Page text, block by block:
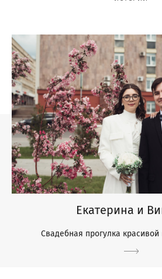
Екатерина и
Свадебная прогулка